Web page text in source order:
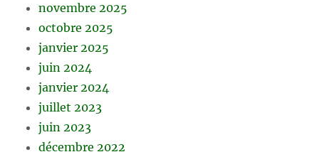
novembre 2025
octobre 2025
janvier 2025
juin 2024
janvier 2024
juillet 2023
juin 2023
décembre 2022